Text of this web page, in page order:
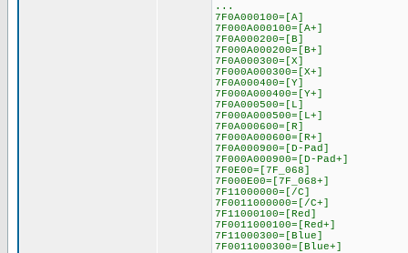
...
7F0A000100=[A]
7F000A000100=[A+]
7F0A000200=[B]
7F000A000200=[B+]
7F0A000300=[X]
7F000A000300=[X+]
7F0A000400=[Y]
7F000A000400=[Y+]
7F0A000500=[L]
7F000A000500=[L+]
7F0A000600=[R]
7F000A000600=[R+]
7F0A000900=[D-Pad]
7F000A000900=[D-Pad+]
7F0E00=[7F_068]
7F000E00=[7F_068+]
7F11000000=[/C]
7F0011000000=[/C+]
7F11000100=[Red]
7F0011000100=[Red+]
7F11000300=[Blue]
7F0011000300=[Blue+]